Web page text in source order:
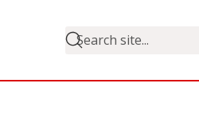
Search site...